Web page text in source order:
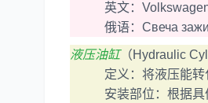
英文：Volkswagen
俄语：Свеча
液压油缸（Hydraulic
定义：将液压能转化
安装部位：根据具体